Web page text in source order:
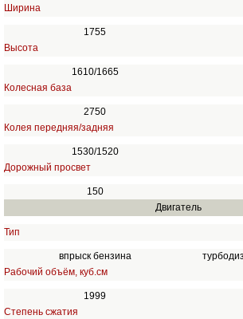
Ширина
1755
Высота
1610/1665
Колесная база
2750
Колея передняя/задняя
1530/1520
Дорожный просвет
150
Двигатель
Тип
впрыск бензина
Рабочий объём, куб.см
1999
Степень сжатия